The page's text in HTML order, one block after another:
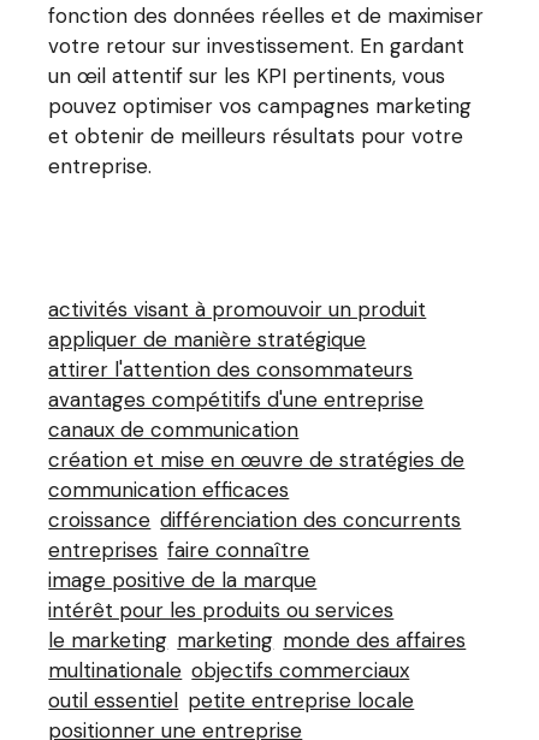
fonction des données réelles et de maximiser
votre retour sur investissement. En gardant
un œil attentif sur les KPI pertinents, vous
pouvez optimiser vos campagnes marketing
et obtenir de meilleurs résultats pour votre
entreprise.
activités visant à promouvoir un produit
appliquer de manière stratégique
attirer l'attention des consommateurs
avantages compétitifs d'une entreprise
canaux de communication
création et mise en œuvre de stratégies de
communication efficaces
croissance différenciation des concurrents
entreprises faire connaître
image positive de la marque
intérêt pour les produits ou services
le marketing marketing monde des affaires
multinationale objectifs commerciaux
outil essentiel petite entreprise locale
positionner une entreprise